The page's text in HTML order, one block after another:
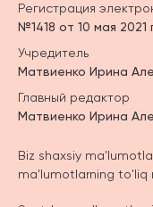
Регистрация
№1418 от 10 мая 2021
Учредитель
Матвиенко Ирина
Главный редактор
Матвиенко Ирина
Biz shaxsiy
ma'lumotlarning to'liq